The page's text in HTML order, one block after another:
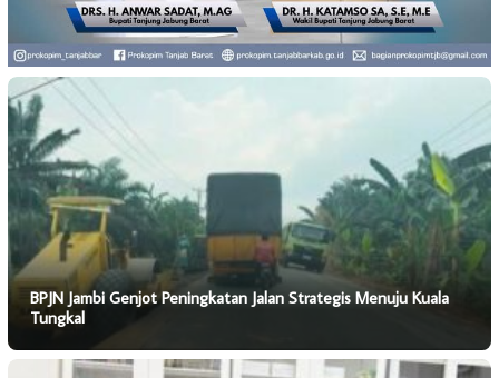
BPJN Jambi Genjot Peningkatan Jalan Strategis Menuju Kuala
Tungkal